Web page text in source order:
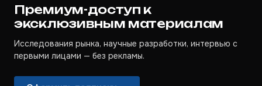
Премиум-доступ к
эксклюзивным материалам
Исследования рынка, научные разработки, интервью с
первыми лицами — без рекламы.